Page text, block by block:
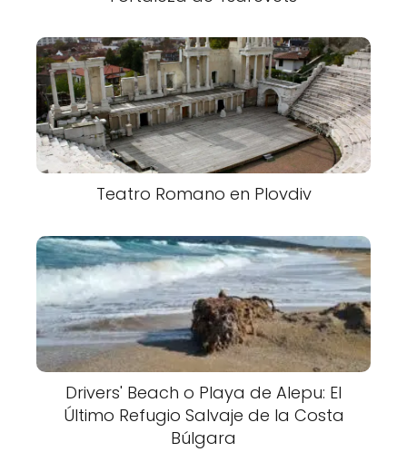
Teatro Romano en Plovdiv
Drivers' Beach o Playa de Alepu: El
Último Refugio Salvaje de la Costa
Búlgara